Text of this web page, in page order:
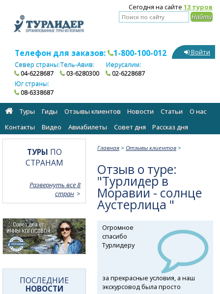
Сегодня на сайте 13 туров
Телефон для заказов: 1-800-100-012
Север страны:
04-6228687
Тель-Авив:
03-6280300
Иерусалим:
02-6228687
Юг страны:
08-6338687
Войти
Туры Гиды Отзывы клиентов Новости Статьи
О нас
Контакты
Видео Авиабилеты Cовет дня Рассказ дня
Главная > Отзывы клиентов >
Отзыв о туре:
"Турлидер в
Моравии - солнце
Аустерлица "
Огромное
спасибо
Турлидеру
за прекрасные условия, а наш
экскурсовод была просто
ТУРЫ ПО
СТРАНАМ
Развернуть все 8
стран
ПОСЛЕДНИЕ
НОВОСТИ